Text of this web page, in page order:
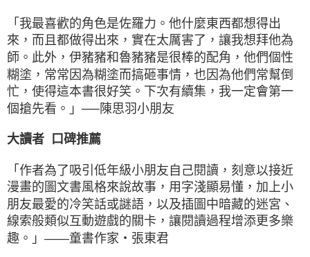
「我最喜歡的角色是佐羅力。他什麼東西都想得出
來，而且都做得出來，實在太厲害了，讓我想拜他為
師。此外，伊豬豬和魯豬豬是很棒的配角，他們個性
糊塗，常常因為糊塗而搞砸事情，也因為他們常幫倒
忙，使得這本書很好笑。下次有續集，我一定會第一
個搶先看。」──陳思羽小朋友
大讀者 口碑推薦
「作者為了吸引低年級小朋友自己閱讀，刻意以接近
漫畫的圖文書風格來說故事，用字淺顯易懂，加上小
朋友最愛的冷笑話或謎語，以及插圖中暗藏的迷宮、
線索般類似互動遊戲的關卡，讓閱讀過程增添更多樂
趣。」——童書作家‧張東君